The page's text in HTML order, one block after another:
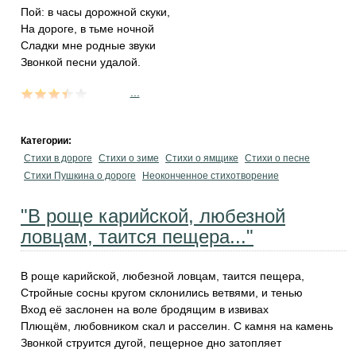
Пой: в часы дорожной скуки,
На дороге, в тьме ночной
Сладки мне родные звуки
Звонкой песни удалой.
Категории:
Стихи в дороге
Стихи о зиме Стихи о ямщике
Стихи о песне
Стихи Пушкина о дороге
Неоконченное стихотворение
"В роще карийской, любезной
ловцам, таится пещера..."
В роще карийской, любезной ловцам, таится пещера,
Стройные сосны кругом склонились ветвями, и тенью
Вход её заслонен на воле бродящим в извивах
Плющём, любовником скал и расселин. С камня на камень
Звонкой струится дугой, пещерное дно затопляет